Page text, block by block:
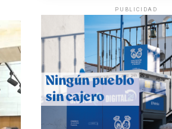
6º DÍA DE LAS FIESTAS
2026
·Huelvatv
PUBLICIDAD